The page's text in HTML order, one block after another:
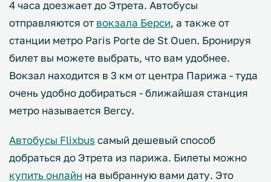
4 часа доезжает до Этрета. Автобусы
отправляются от вокзала Берси, а также от
станции метро Paris Porte de St Ouen. Бронируя
билет вы можете выбрать, что вам удобнее.
Вокзал находится в 3 км от центра Парижа - туда
очень удобно добираться - ближайшая станция
метро называется Bercy.
Автобусы Flixbusсамый дешевый способ
добраться до Этрета из парижа. Билеты можно
купить онлайн на выбранную вами дату. Это